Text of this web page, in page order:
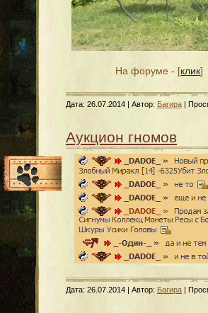
На форуме - [клик]
Дата: 26.07.2014 | Автор: Багира |
Аукцион гномов
Дата: 26.07.2014 | Автор: Багира |